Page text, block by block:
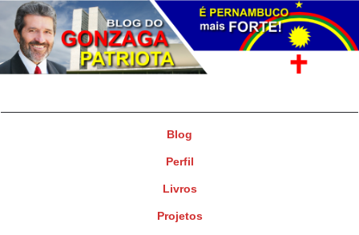
Blog
Perfil
Livros
Projetos